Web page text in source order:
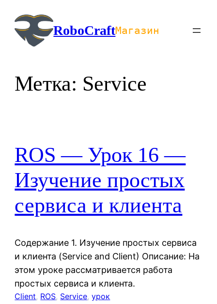
содержимомуRoboCraftМагазин
Метка: Service
ROS — Урок 16 —
Изучение простых
сервиса и клиента
Содержание 1. Изучение простых сервиса
и клиента (Service and Client) Описание: На
этом уроке рассматривается работа
простых сервиса и клиента.
Client, ROS, Service, урок